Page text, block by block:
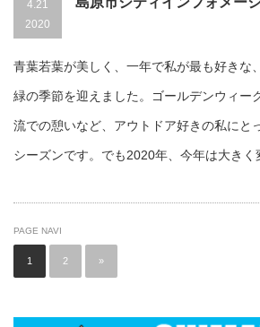
4.21
2020
青葉若葉が美しく、一年で私が最も好きな
緑の季節を迎えました。ゴールデンウィー
流での憩いなど、アウトドア好きの私にと
シーズンです。でも2020年、今年は大きく
PAGE NAVI
1 2 »